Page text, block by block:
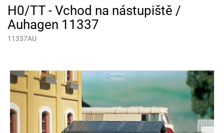
H0/TT - Vchod na nástupiště /
Auhagen 11337
11337AU